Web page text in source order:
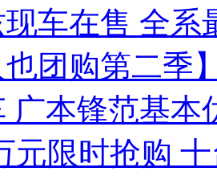
车在售 全系
也团购第二季
广本锋范基本
元限时抢购